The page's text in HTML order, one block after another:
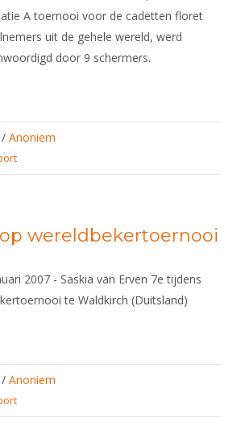
A toernooi voor de cadetten floret
uit de gehele wereld, werd
door 9 schermers.
/ Anoniem
wereldbekertoernooi
2007 - Saskia van Erven 7e tijdens
te Waldkirch (Duitsland)
/ Anoniem